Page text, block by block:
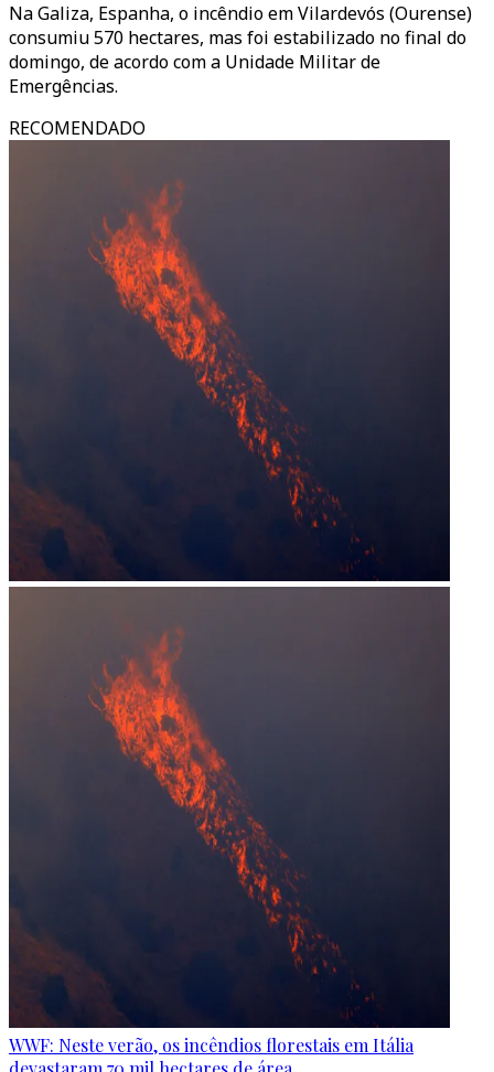
Na Galiza, Espanha, o incêndio em Vilardevós (Ourense)
consumiu 570 hectares, mas foi estabilizado no final do
domingo, de acordo com a Unidade Militar de
Emergências.
RECOMENDADO
WWF: Neste verão, os incêndios florestais em Itália